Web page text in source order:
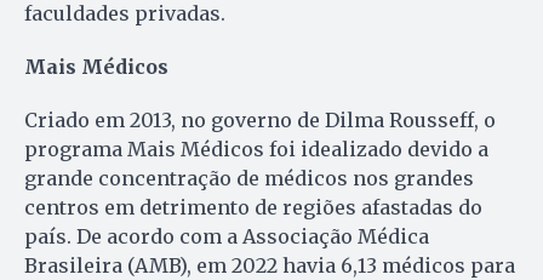
faculdades privadas.
Mais Médicos
Criado em 2013, no governo de Dilma Rousseff, o
programa Mais Médicos foi idealizado devido a
grande concentração de médicos nos grandes
centros em detrimento de regiões afastadas do
país. De acordo com a Associação Médica
Brasileira (AMB), em 2022 havia 6,13 médicos para